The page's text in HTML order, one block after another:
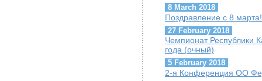
8 March 2018
Поздравление с 8 марта!
27 February 2018
Чемпионат Республики
года (очный)
5 February 2018
2-я Конференция ОО